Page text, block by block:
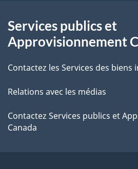
i
s
d
e
propos
de
ce
site
Services publics et
Approvisionnement
Contactez les Services des biens
Relations avec les médias
Contactez Services publics et
Canada